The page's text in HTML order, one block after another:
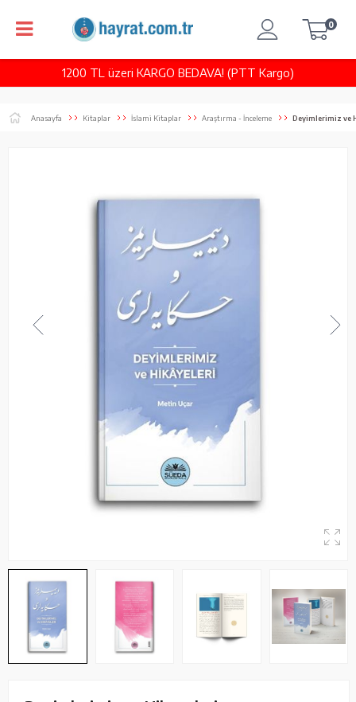
1200 TL üzeri KARGO BEDAVA! (PTT Kargo)
0
Anasayfa Kitaplar İslami Kitaplar Araştırma - İnceleme Deyimlerimiz ve